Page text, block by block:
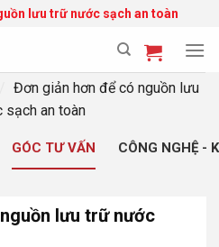
lưu trữ nước sạch an toàn
Đơn giản hơn để có nguồn lưu
sạch an toàn
GÓC TƯ VẤN CÔNG NGHỆ -
lưu trữ nước